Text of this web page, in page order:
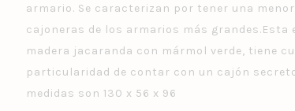
armario. Se caracterizan por tener una
cajoneras de los armarios más grandes.Esta
madera jacaranda con mármol verde, tiene
particularidad de contar con un cajón
medidas son 130 x 56 x 96